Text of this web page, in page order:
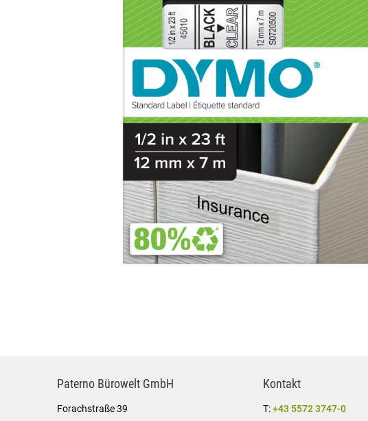
Paterno Bürowelt GmbH
Forachstraße 39
Kontakt
T:+43 5572 3747-0